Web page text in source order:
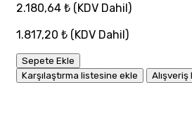
2.180,64 ₺ (KDV Dahil)
1.817,20 ₺ (KDV Dahil)
Sepete Ekle
Karşılaştırma listesine ekle
Alışveriş